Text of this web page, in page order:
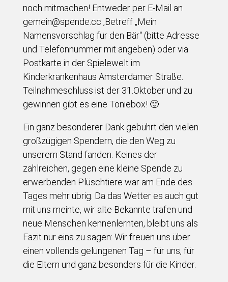
noch mitmachen! Entweder per E-Mail an
gemein@spende.cc ,Betreff „Mein
Namensvorschlag für den Bär“ (bitte Adresse
und Telefonnummer mit angeben) oder via
Postkarte in der Spielewelt im
Kinderkrankenhaus Amsterdamer Straße.
Teilnahmeschluss ist der 31.Oktober und zu
gewinnen gibt es eine Toniebox! 🙂
Ein ganz besonderer Dank gebührt den vielen
großzügigen Spendern, die den Weg zu
unserem Stand fanden. Keines der
zahlreichen, gegen eine kleine Spende zu
erwerbenden Plüschtiere war am Ende des
Tages mehr übrig. Da das Wetter es auch gut
mit uns meinte, wir alte Bekannte trafen und
neue Menschen kennenlernten, bleibt uns als
Fazit nur eins zu sagen: Wir freuen uns über
einen vollends gelungenen Tag – für uns, für
die Eltern und ganz besonders für die Kinder.